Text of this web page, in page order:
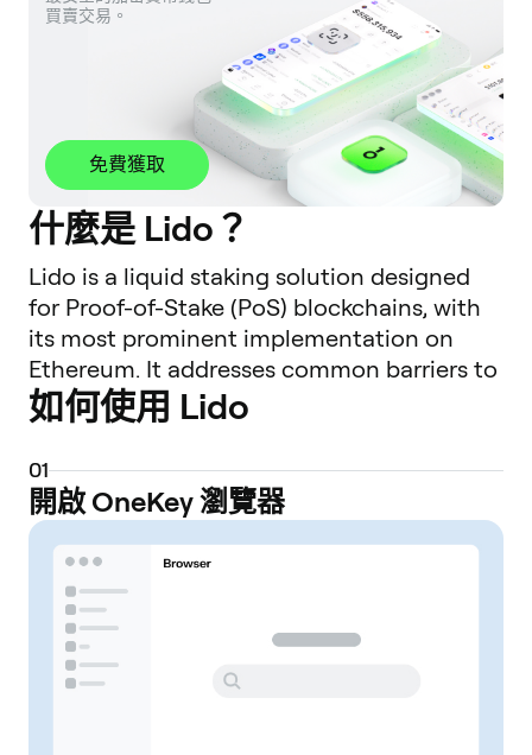
買賣交易。
免費獲取
什麼是 Lido？
Lido is a liquid staking solution designed
for Proof-of-Stake (PoS) blockchains, with
its most prominent implementation on
Ethereum. It addresses common barriers to
native staking, such as high minimum
capital requirements (e.g., 32 ETH for a solo
validator), technical complexity, and the
illiquidity of staked assets. By using Lido,
users can stake any amount of ETH and in
return receive a tokenized version of their
staked position, known as stETH (staked
Ether), on a 1:1 basis. The core function of
Lido is to provide liquidity for staked assets.
While native staked ETH is locked and
如何使用 Lido
01
開啟 OneKey 瀏覽器